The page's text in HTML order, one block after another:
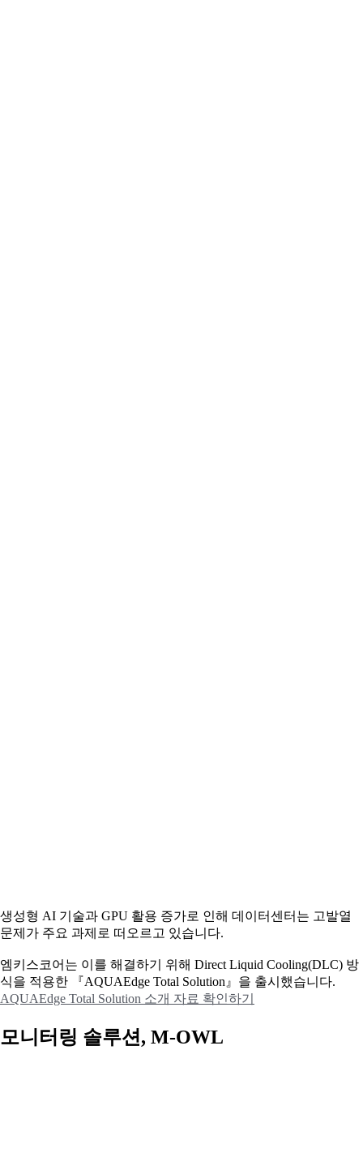
생성형 AI 기술과 GPU 활용 증가로 인해 데이터센터는 고발열
문제가 주요 과제로 떠오르고 있습니다.
엠키스코어는 이를 해결하기 위해 Direct Liquid Cooling(DLC) 방
식을 적용한 『AQUAEdge Total Solution』을 출시했습니다.
AQUAEdge Total Solution 소개 자료 확인하기
모니터링 솔루션, M-OWL